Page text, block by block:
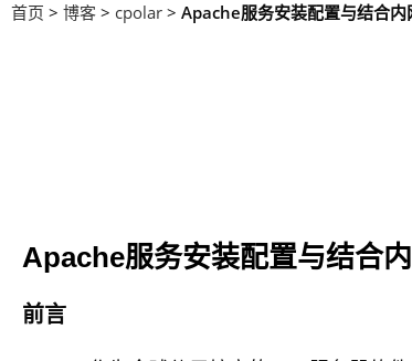
首页 > 博客 > cpolar > Apache服务安装配置与结合内
Apache服务安装配置与结合
前言